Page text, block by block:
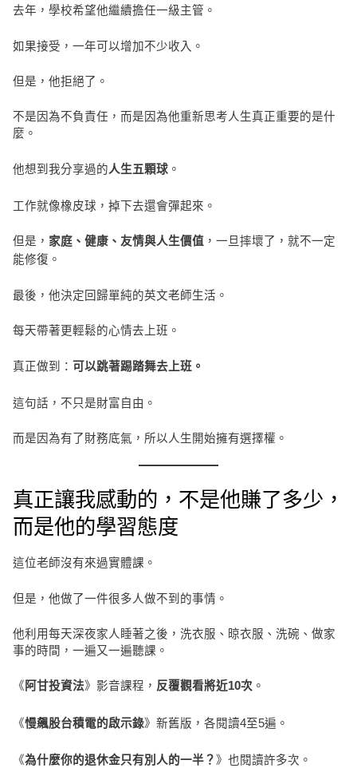
去年，學校希望他繼續擔任一級主管。
如果接受，一年可以增加不少收入。
但是，他拒絕了。
不是因為不負責任，而是因為他重新思考人生真正重要的是什
麼。
他想到我分享過的人生五顆球。
工作就像橡皮球，掉下去還會彈起來。
但是， 家庭、健康、友情與人生價值，一旦摔壞了，就不一定
能修復。
最後，他決定回歸單純的英文老師生活。
每天帶著更輕鬆的心情去上班。
真正做到： 可以跳著踢踏舞去上班。
這句話，不只是財富自由。
而是因為有了財務底氣，所以人生開始擁有選擇權。
真正讓我感動的，不是他賺了多少，
而是他的學習態度
這位老師沒有來過實體課。
但是，他做了一件很多人做不到的事情。
他利用每天深夜家人睡著之後，洗衣服、晾衣服、洗碗、做家
事的時間，一遍又一遍聽課。
《阿甘投資法》影音課程， 反覆觀看將近10次 。
《慢飆股台積電的啟示錄》新舊版，各閱讀4至5遍。
《為什麼你的退休金只有別人的一半？》也閱讀許多次。